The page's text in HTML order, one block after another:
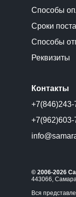
Способы
Сроки
Способы
Реквизиты
Контакты
+7(846)243-
+7(962)603-
© 2006-2026
443066,
Вся